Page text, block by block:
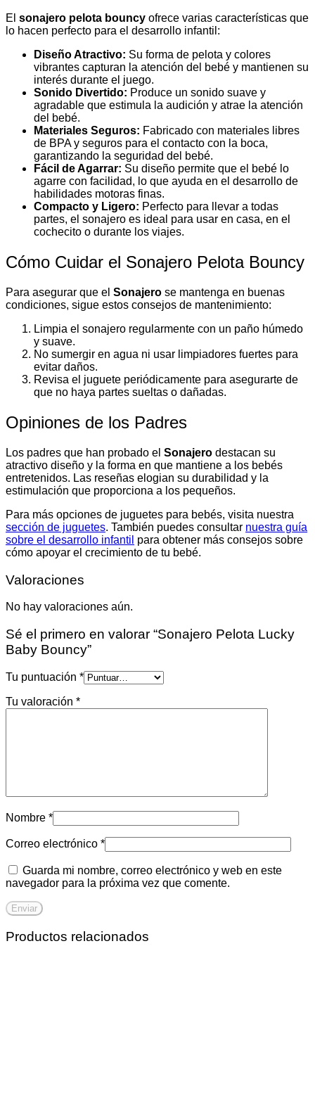
El sonajero pelota bouncy ofrece varias características que
lo hacen perfecto para el desarrollo infantil:
Diseño Atractivo: Su forma de pelota y colores
vibrantes capturan la atención del bebé y mantienen su
interés durante el juego.
Sonido Divertido: Produce un sonido suave y
agradable que estimula la audición y atrae la atención
del bebé.
Materiales Seguros: Fabricado con materiales libres
de BPA y seguros para el contacto con la boca,
garantizando la seguridad del bebé.
Fácil de Agarrar: Su diseño permite que el bebé lo
agarre con facilidad, lo que ayuda en el desarrollo de
habilidades motoras finas.
Compacto y Ligero: Perfecto para llevar a todas
partes, el sonajero es ideal para usar en casa, en el
cochecito o durante los viajes.
Cómo Cuidar el Sonajero Pelota Bouncy
Para asegurar que el Sonajero se mantenga en buenas
condiciones, sigue estos consejos de mantenimiento:
Limpia el sonajero regularmente con un paño húmedo
y suave.
No sumergir en agua ni usar limpiadores fuertes para
evitar daños.
Revisa el juguete periódicamente para asegurarte de
que no haya partes sueltas o dañadas.
Opiniones de los Padres
Los padres que han probado el Sonajero destacan su
atractivo diseño y la forma en que mantiene a los bebés
entretenidos. Las reseñas elogian su durabilidad y la
estimulación que proporciona a los pequeños.
Para más opciones de juguetes para bebés, visita nuestra
sección de juguetes. También puedes consultar nuestra guía
sobre el desarrollo infantil para obtener más consejos sobre
cómo apoyar el crecimiento de tu bebé.
Valoraciones
No hay valoraciones aún.
Sé el primero en valorar “Sonajero Pelota Lucky
Baby Bouncy”
Tu puntuación *
Tu valoración *
Nombre *
Correo electrónico *
Guarda mi nombre, correo electrónico y web en este
navegador para la próxima vez que comente.
Productos relacionados